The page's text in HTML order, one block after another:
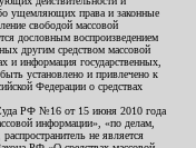
ущемляющих права и законные
свободой массовой
дословным воспроизведением
другим средством массовой
и информация государственных,
установлено и привлечено к
Федерации о средствах
РФ №16 от 15 июня 2010 года
информации», «по делам,
не является